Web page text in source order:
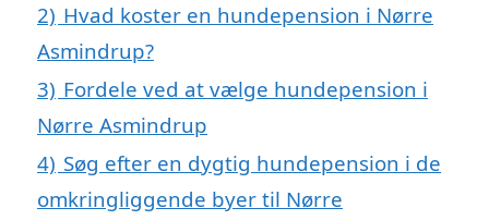
2) Hvad koster en hundepension i Nørre
Asmindrup?
3) Fordele ved at vælge hundepension i
Nørre Asmindrup
4) Søg efter en dygtig hundepension i de
omkringliggende byer til Nørre